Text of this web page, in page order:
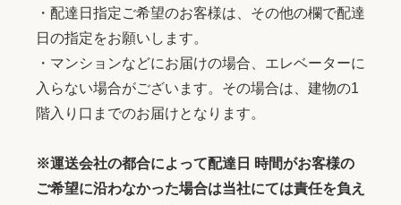
・配達日指定ご希望のお客様は、その他の欄で配達
日の指定をお願いします。
・マンションなどにお届けの場合、エレベーターに
入らない場合がございます。その場合は、建物の1
階入り口までのお届けとなります。
※運送会社の都合によって配達日 時間がお客様の
ご希望に沿わなかった場合は当社にては責任を負え